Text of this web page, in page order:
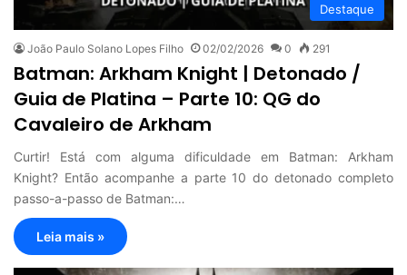
Destaque
João Paulo Solano Lopes Filho 02/02/2026 0 291
Batman: Arkham Knight | Detonado /
Guia de Platina – Parte 10: QG do
Cavaleiro de Arkham
Curtir! Está com alguma dificuldade em Batman: Arkham
Knight? Então acompanhe a parte 10 do detonado completo
passo-a-passo de Batman:…
Leia mais »